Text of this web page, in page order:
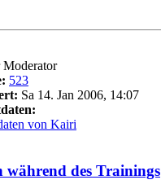
Moderator
523
Sa 14. Jan 2006, 14:07
von Kairi
während des Trainings